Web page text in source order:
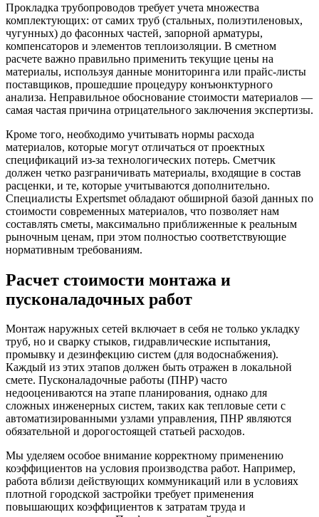
Прокладка трубопроводов требует учета множества
комплектующих: от самих труб (стальных, полиэтиленовых,
чугунных) до фасонных частей, запорной арматуры,
компенсаторов и элементов теплоизоляции. В сметном
расчете важно правильно применить текущие цены на
материалы, используя данные мониторинга или прайс-листы
поставщиков, прошедшие процедуру конъюнктурного
анализа. Неправильное обоснование стоимости материалов —
самая частая причина отрицательного заключения экспертизы.
Кроме того, необходимо учитывать нормы расхода
материалов, которые могут отличаться от проектных
спецификаций из-за технологических потерь. Сметчик
должен четко разграничивать материалы, входящие в состав
расценки, и те, которые учитываются дополнительно.
Специалисты Expertsmet обладают обширной базой данных по
стоимости современных материалов, что позволяет нам
составлять сметы, максимально приближенные к реальным
рыночным ценам, при этом полностью соответствующие
нормативным требованиям.
Расчет стоимости монтажа и
пусконаладочных работ
Монтаж наружных сетей включает в себя не только укладку
труб, но и сварку стыков, гидравлические испытания,
промывку и дезинфекцию систем (для водоснабжения).
Каждый из этих этапов должен быть отражен в локальной
смете. Пусконаладочные работы (ПНР) часто
недооцениваются на этапе планирования, однако для
сложных инженерных систем, таких как тепловые сети с
автоматизированными узлами управления, ПНР являются
обязательной и дорогостоящей статьей расходов.
Мы уделяем особое внимание корректному применению
коэффициентов на условия производства работ. Например,
работа вблизи действующих коммуникаций или в условиях
плотной городской застройки требует применения
повышающих коэффициентов к затратам труда и